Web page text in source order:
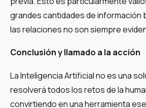
grandes cantidades de información
las relaciones no son siempre
Conclusión y llamado a la acción
La Inteligencia Artificial no es una
resolverá todos los retos de la
convirtiendo en una herramienta